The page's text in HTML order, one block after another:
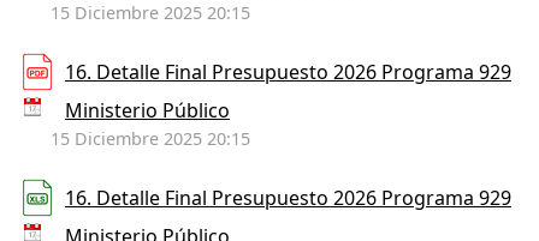
15 Diciembre 2025 20:15
16. Detalle Final Presupuesto 2026 Programa 929
Ministerio Público
15 Diciembre 2025 20:15
16. Detalle Final Presupuesto 2026 Programa 929